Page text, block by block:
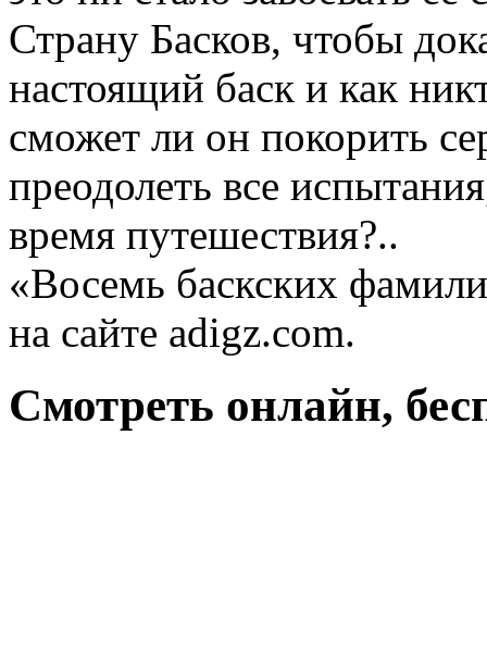
Страну Басков, чтобы
настоящий баск и как
сможет ли он покорить
преодолеть все
время путешествия?..
«Восемь баскских
на сайте adigz.com.
Смотреть онлайн,